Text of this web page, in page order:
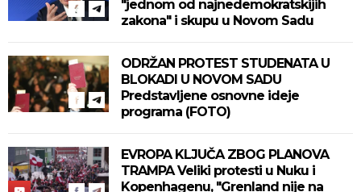
"jednom od najnedemokratskijih
zakona" i skupu u Novom Sadu
ODRŽAN PROTEST STUDENATA U
BLOKADI U NOVOM SADU
Predstavljene osnovne ideje
programa (FOTO)
EVROPA KLJUČA ZBOG PLANOVA
TRAMPA Veliki protesti u Nuku i
Kopenhagenu, "Grenland nije na